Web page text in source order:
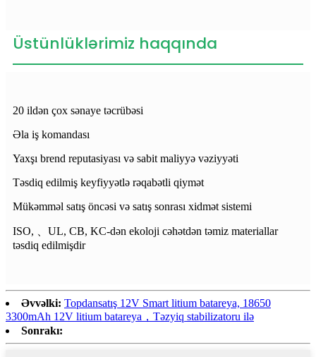
Üstünlüklərimiz haqqında
20 ildən çox sənaye təcrübəsi
Əla iş komandası
Yaxşı brend reputasiyası və sabit maliyyə vəziyyəti
Təsdiq edilmiş keyfiyyətlə rəqabətli qiymət
Mükəmməl satış öncəsi və satış sonrası xidmət sistemi
ISO, 、UL, CB, KC-dən ekoloji cəhətdən təmiz materiallar
təsdiq edilmişdir
Əvvəlki: Topdansatış 12V Smart litium batareya, 18650
3300mAh 12V litium batareya，Təzyiq stabilizatoru ilə
Sonrakı: